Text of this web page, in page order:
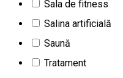
Sala de fitness
Salina artificială
Saună
Tratament